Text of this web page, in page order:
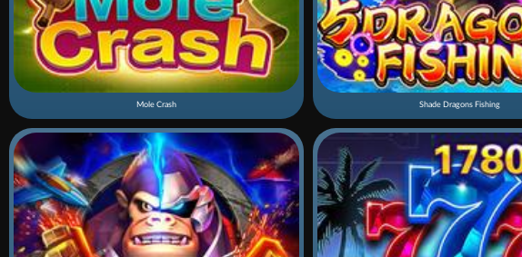
Mole Crash Shade Dragons Fishing